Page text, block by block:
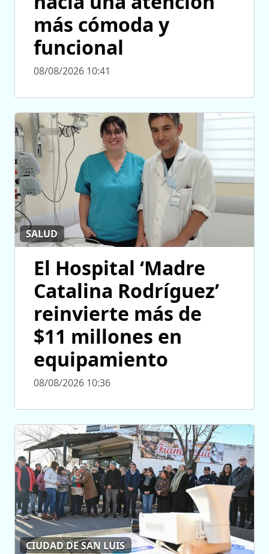
más cómoda y
funcional
08/08/2026 10:41
SALUD
El Hospital ‘Madre
Catalina Rodríguez’
reinvierte más de
$11 millones en
equipamiento
08/08/2026 10:36
CIUDAD DE SAN LUIS